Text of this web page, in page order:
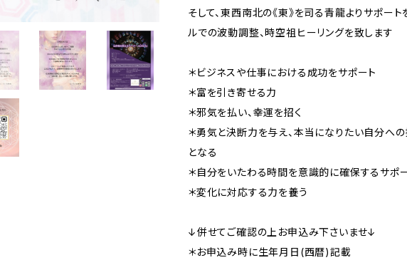
そして、東西南北の《東》を司る青龍よりサポート
ルでの波動調整、時空祖ヒーリングを致します
＊ビジネスや仕事における成功をサポート
＊富を引き寄せる力
＊邪気を払い、幸運を招く
＊勇気と決断力を与え、本当になりたい自分へ
となる
＊自分をいたわる時間を意識的に確保するサポ
＊変化に対応する力を養う
↓併せてご確認の上お申込み下さいませ↓
＊お申込み時に生年月日(西暦)記載